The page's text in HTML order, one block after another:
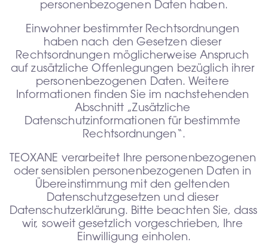
personenbezogenen Daten haben.
Einwohner bestimmter Rechtsordnungen
haben nach den Gesetzen dieser
Rechtsordnungen möglicherweise Anspruch
auf zusätzliche Offenlegungen bezüglich ihrer
personenbezogenen Daten. Weitere
Informationen finden Sie im nachstehenden
Abschnitt „Zusätzliche
Datenschutzinformationen für bestimmte
Rechtsordnungen“.
TEOXANE verarbeitet Ihre personenbezogenen
oder sensiblen personenbezogenen Daten in
Übereinstimmung mit den geltenden
Datenschutzgesetzen und dieser
Datenschutzerklärung. Bitte beachten Sie, dass
wir, soweit gesetzlich vorgeschrieben, Ihre
Einwilligung einholen.